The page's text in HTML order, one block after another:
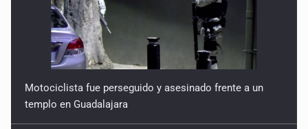
Motociclista fue perseguido y asesinado frente a un
templo en Guadalajara